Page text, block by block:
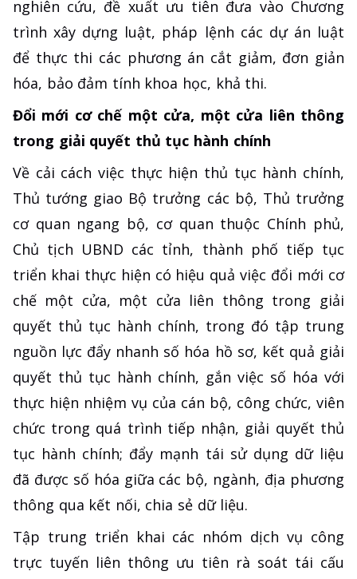
nghiên cứu, đề xuất ưu tiên đưa vào Chương
trình xây dựng luật, pháp lệnh các dự án luật
để thực thi các phương án cắt giảm, đơn giản
hóa, bảo đảm tính khoa học, khả thi.
Đổi mới cơ chế một cửa, một cửa liên thông
trong giải quyết thủ tục hành chính
Về cải cách việc thực hiện thủ tục hành chính,
Thủ tướng giao Bộ trưởng các bộ, Thủ trưởng
cơ quan ngang bộ, cơ quan thuộc Chính phủ,
Chủ tịch UBND các tỉnh, thành phố tiếp tục
triển khai thực hiện có hiệu quả việc đổi mới cơ
chế một cửa, một cửa liên thông trong giải
quyết thủ tục hành chính, trong đó tập trung
nguồn lực đẩy nhanh số hóa hồ sơ, kết quả giải
quyết thủ tục hành chính, gắn việc số hóa với
thực hiện nhiệm vụ của cán bộ, công chức, viên
chức trong quá trình tiếp nhận, giải quyết thủ
tục hành chính; đẩy mạnh tái sử dụng dữ liệu
đã được số hóa giữa các bộ, ngành, địa phương
thông qua kết nối, chia sẻ dữ liệu.
Tập trung triển khai các nhóm dịch vụ công
trực tuyến liên thông ưu tiên rà soát tái cấu